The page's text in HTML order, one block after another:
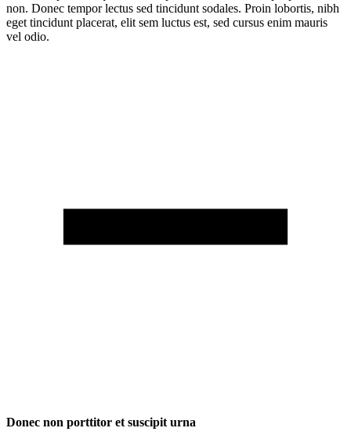
non. Donec tempor lectus sed tincidunt sodales. Proin lobortis, nibh
eget tincidunt placerat, elit sem luctus est, sed cursus enim mauris
vel odio.
Donec non porttitor et suscipit urna